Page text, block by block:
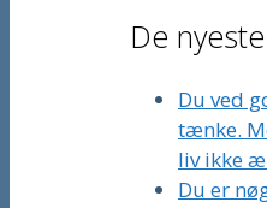
De
Du ved
tænke.
liv ikke
Du er